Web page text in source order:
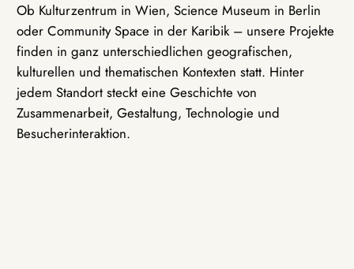
Ob Kulturzentrum in Wien, Science Museum in Berlin
oder Community Space in der Karibik – unsere Projekte
finden in ganz unterschiedlichen geografischen,
kulturellen und thematischen Kontexten statt. Hinter
jedem Standort steckt eine Geschichte von
Zusammenarbeit, Gestaltung, Technologie und
Besucherinteraktion.